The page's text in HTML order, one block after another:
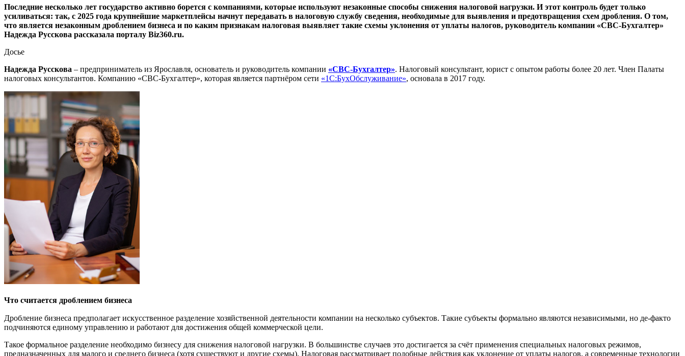
Последние несколько лет государство активно борется с компаниями, которые используют незаконные способы снижения налоговой нагрузки. И этот контроль будет только
усиливаться: так, с 2025 года крупнейшие маркетплейсы начнут передавать в налоговую службу сведения, необходимые для выявления и предотвращения схем дробления. О том,
что является незаконным дроблением бизнеса и по каким признакам налоговая выявляет такие схемы уклонения от уплаты налогов, руководитель компании «СВС-Бухгалтер»
Надежда Русскова рассказала порталу Biz360.ru.
Досье
Надежда Русскова – предприниматель из Ярославля, основатель и руководитель компании «СВС-Бухгалтер». Налоговый консультант, юрист с опытом работы более 20 лет. Член Палаты
налоговых консультантов. Компанию «СВС-Бухгалтер», которая является партнёром сети «1С:БухОбслуживание», основала в 2017 году.
Что считается дроблением бизнеса
Дробление бизнеса предполагает искусственное разделение хозяйственной деятельности компании на несколько субъектов. Такие субъекты формально являются независимыми, но де-факто
подчиняются единому управлению и работают для достижения общей коммерческой цели.
Такое формальное разделение необходимо бизнесу для снижения налоговой нагрузки. В большинстве случаев это достигается за счёт применения специальных налоговых режимов,
предназначенных для малого и среднего бизнеса (хотя существуют и другие схемы). Налоговая рассматривает подобные действия как уклонение от уплаты налогов, а современные технологии